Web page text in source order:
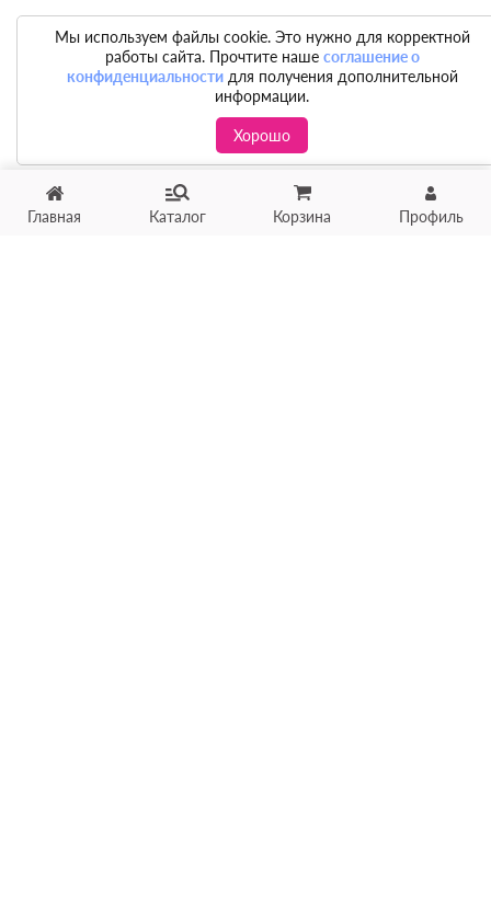
Главная Каталог Корзина Профиль
Мы используем файлы cookie. Это нужно для корректной
работы сайта. Прочтите наше соглашение о
конфиденциальностидля получения дополнительной
информации.
Хорошо